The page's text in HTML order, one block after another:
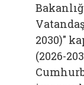
2030)"
(2026-